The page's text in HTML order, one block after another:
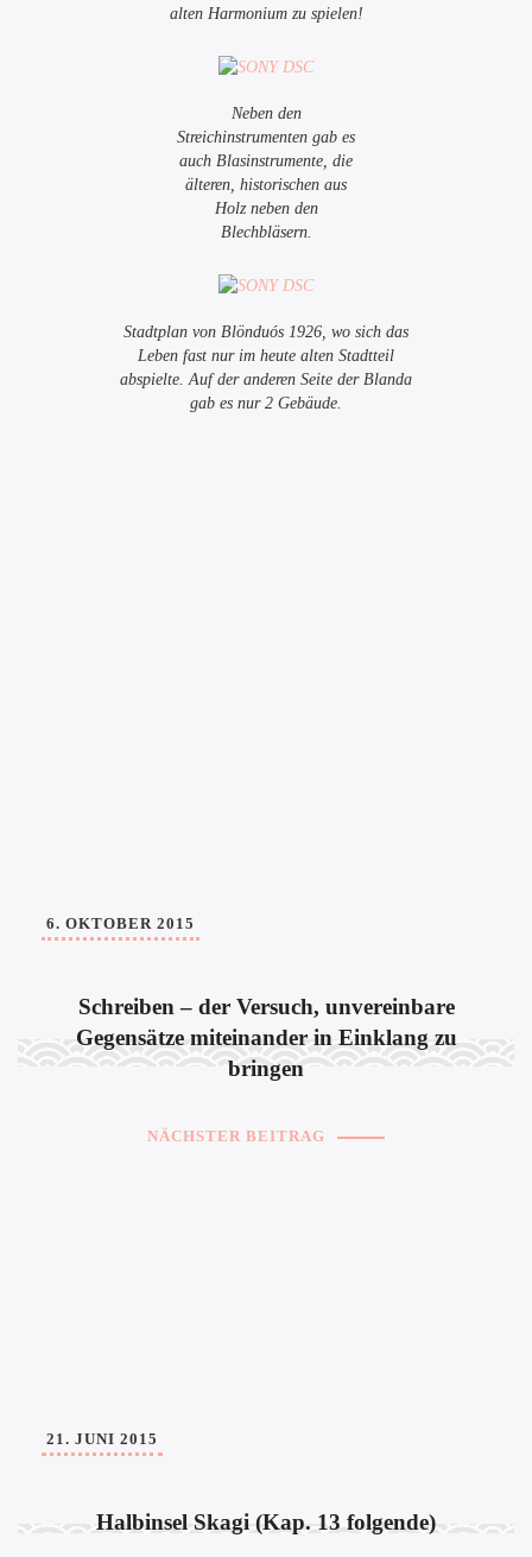
alten Harmonium zu spielen!
Neben den
Streichinstrumenten gab es
auch Blasinstrumente, die
älteren, historischen aus
Holz neben den
Blechbläsern.
Stadtplan von Blönduós 1926, wo sich das
Leben fast nur im heute alten Stadtteil
abspielte. Auf der anderen Seite der Blanda
gab es nur 2 Gebäude.
Schreiben – der Versuch, unvereinbare
Gegensätze miteinander in Einklang zu
bringen
6. OKTOBER 2015
NÄCHSTER BEITRAG
Halbinsel Skagi (Kap. 13 folgende)
21. JUNI 2015